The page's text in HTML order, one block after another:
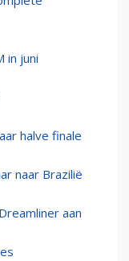
in juni
halve finale
naar Brazilië
aan